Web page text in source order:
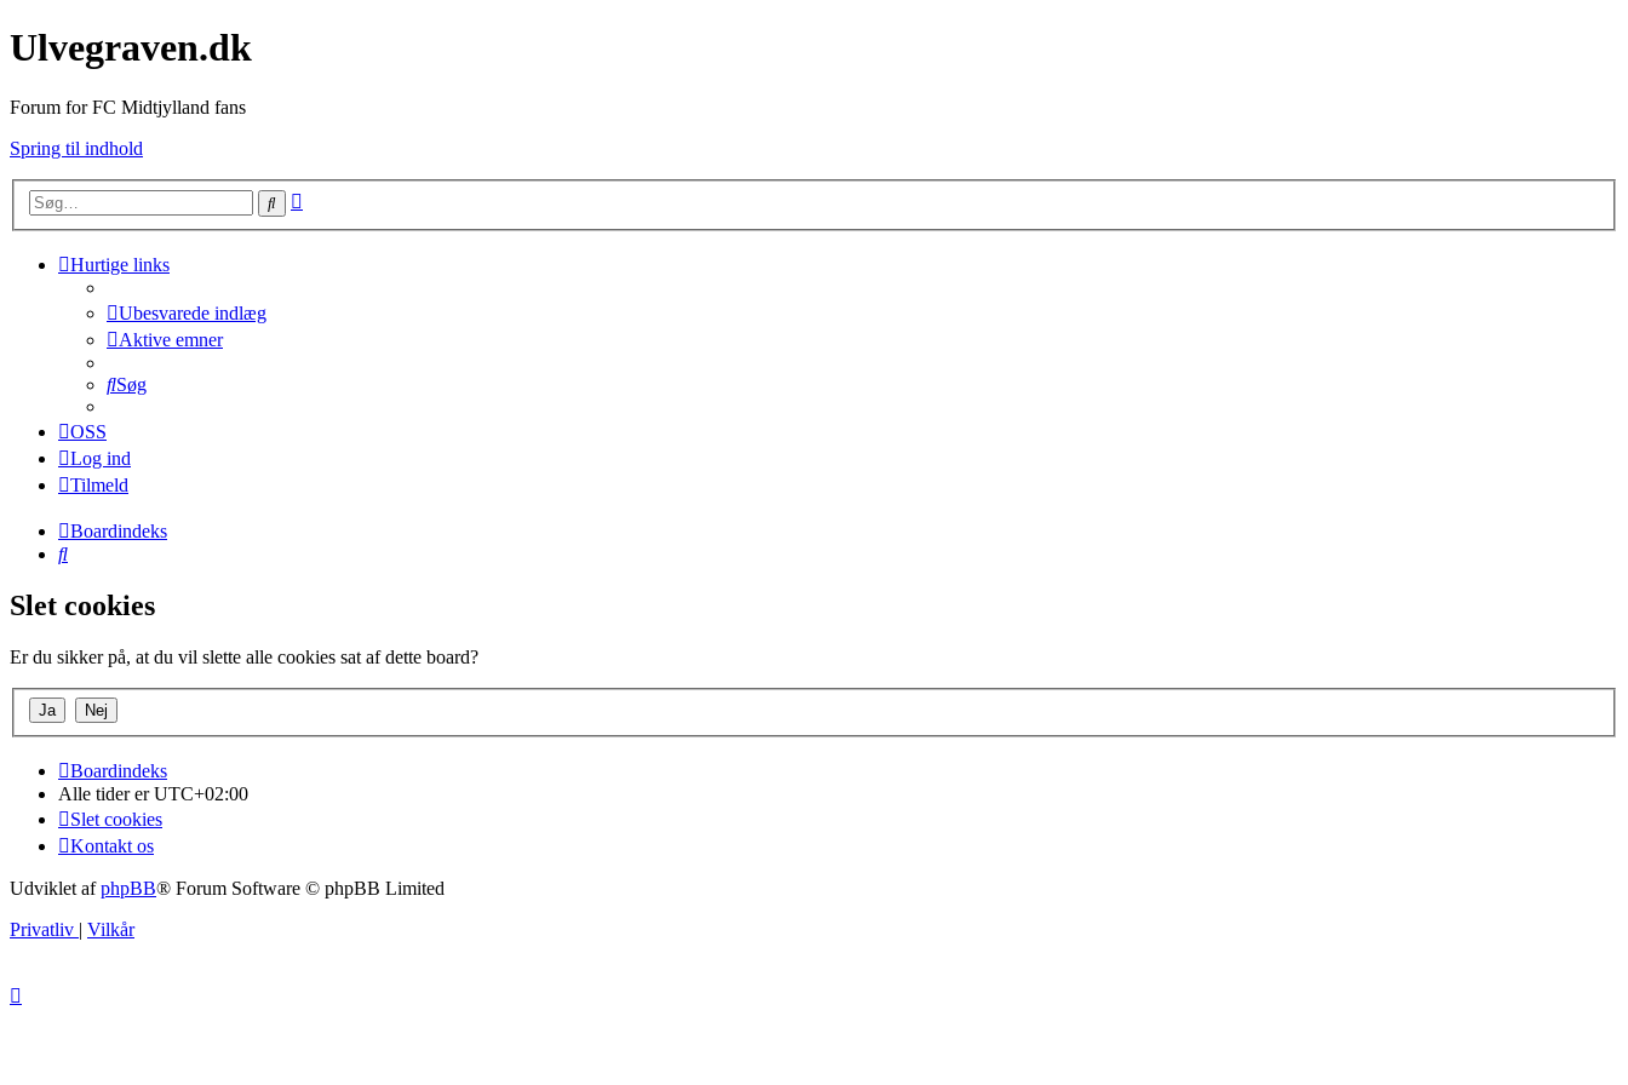
Ulvegraven.dk
Forum for FC Midtjylland fans
Spring til indhold
Søg
Hurtige links
Ubesvarede indlæg
Aktive emner
Søg
OSS
Log ind
Tilmeld
Boardindeks
Søg
Slet cookies
Er du sikker på, at du vil slette alle cookies sat af dette board?
Boardindeks
Alle tider erUTC+02:00
Slet cookies
Kontakt os
Udviklet afphpBB® Forum Software © phpBB Limited
Privatliv | Vilkår